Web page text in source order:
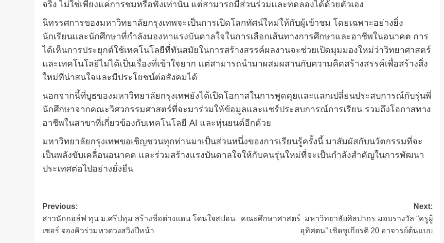
จริง ไม่ใช่เพียงแค่การชมหรือฟังเท่านั้น แต่สามารถมีส่วนร่วมและทดลองได้ด้วยตัวเอง
นิทรรศการของมหาวิทยาลัยกรุงเทพจะเป็นการเปิดโลกทัศน์ใหม่ให้กับผู้เข้าชม โดยเฉพาะอย่างยิ่ง
นักเรียนและนักศึกษาที่กำลังมองหาแรงบันดาลใจในการเลือกเส้นทางการศึกษาและอาชีพในอนาคต การ
ได้เห็นการประยุกต์ใช้เทคโนโลยีที่ทันสมัยในการสร้างสรรค์ผลงานจะช่วยเปิดมุมมองใหม่ว่าวิทยาศาสตร์
และเทคโนโลยีไม่ได้เป็นเรื่องที่เข้าใจยาก แต่สามารถนำมาผสมผสานกับความคิดสร้างสรรค์เพื่อสร้างสิ่ง
ใหม่ที่น่าสนใจและมีประโยชน์ต่อสังคมได้
นอกจากนี้ที่บูธของมหาวิทยาลัยกรุงเทพยังได้เปิดโอกาสในการพูดคุยและแลกเปลี่ยนประสบการณ์กับรุ่นพี่
นักศึกษาจากคณะวิศวกรรมศาสตร์ที่จะมาร่วมให้ข้อมูลและแชร์ประสบการณ์การเรียน รวมถึงโอกาสทาง
อาชีพในสาขาที่เกี่ยวข้องกับเทคโนโลยี AI และหุ่นยนต์อีกด้วย
มหาวิทยาลัยกรุงเทพขอเชิญชวนทุกท่านมาเป็นส่วนหนึ่งของการเรียนรู้ครั้งนี้ มาสัมผัสกับนวัตกรรมที่จะ
เป็นพลังขับเคลื่อนอนาคต และร่วมสร้างแรงบันดาลใจให้กับคนรุ่นใหม่ที่จะเป็นกำลังสำคัญในการพัฒนา
ประเทศต่อไปอย่างยั่งยืน
Post
navigation
Previous:
สาวนักกอล์ฟ ทุน ม.ศรีปทุม สร้างชื่อต่างแดน โดนใจสปอน
เซอร์ จองคิวร่วมหวดวงสวิงปีหน้า
Next:
คณะศึกษาศาสตร์ มหาวิทยาลัยศิลปากร มอบรางวัล “ครูผู้
อุทิศตน” เชิดชูเกียรติ 20 อาจารย์ต้นแบบ